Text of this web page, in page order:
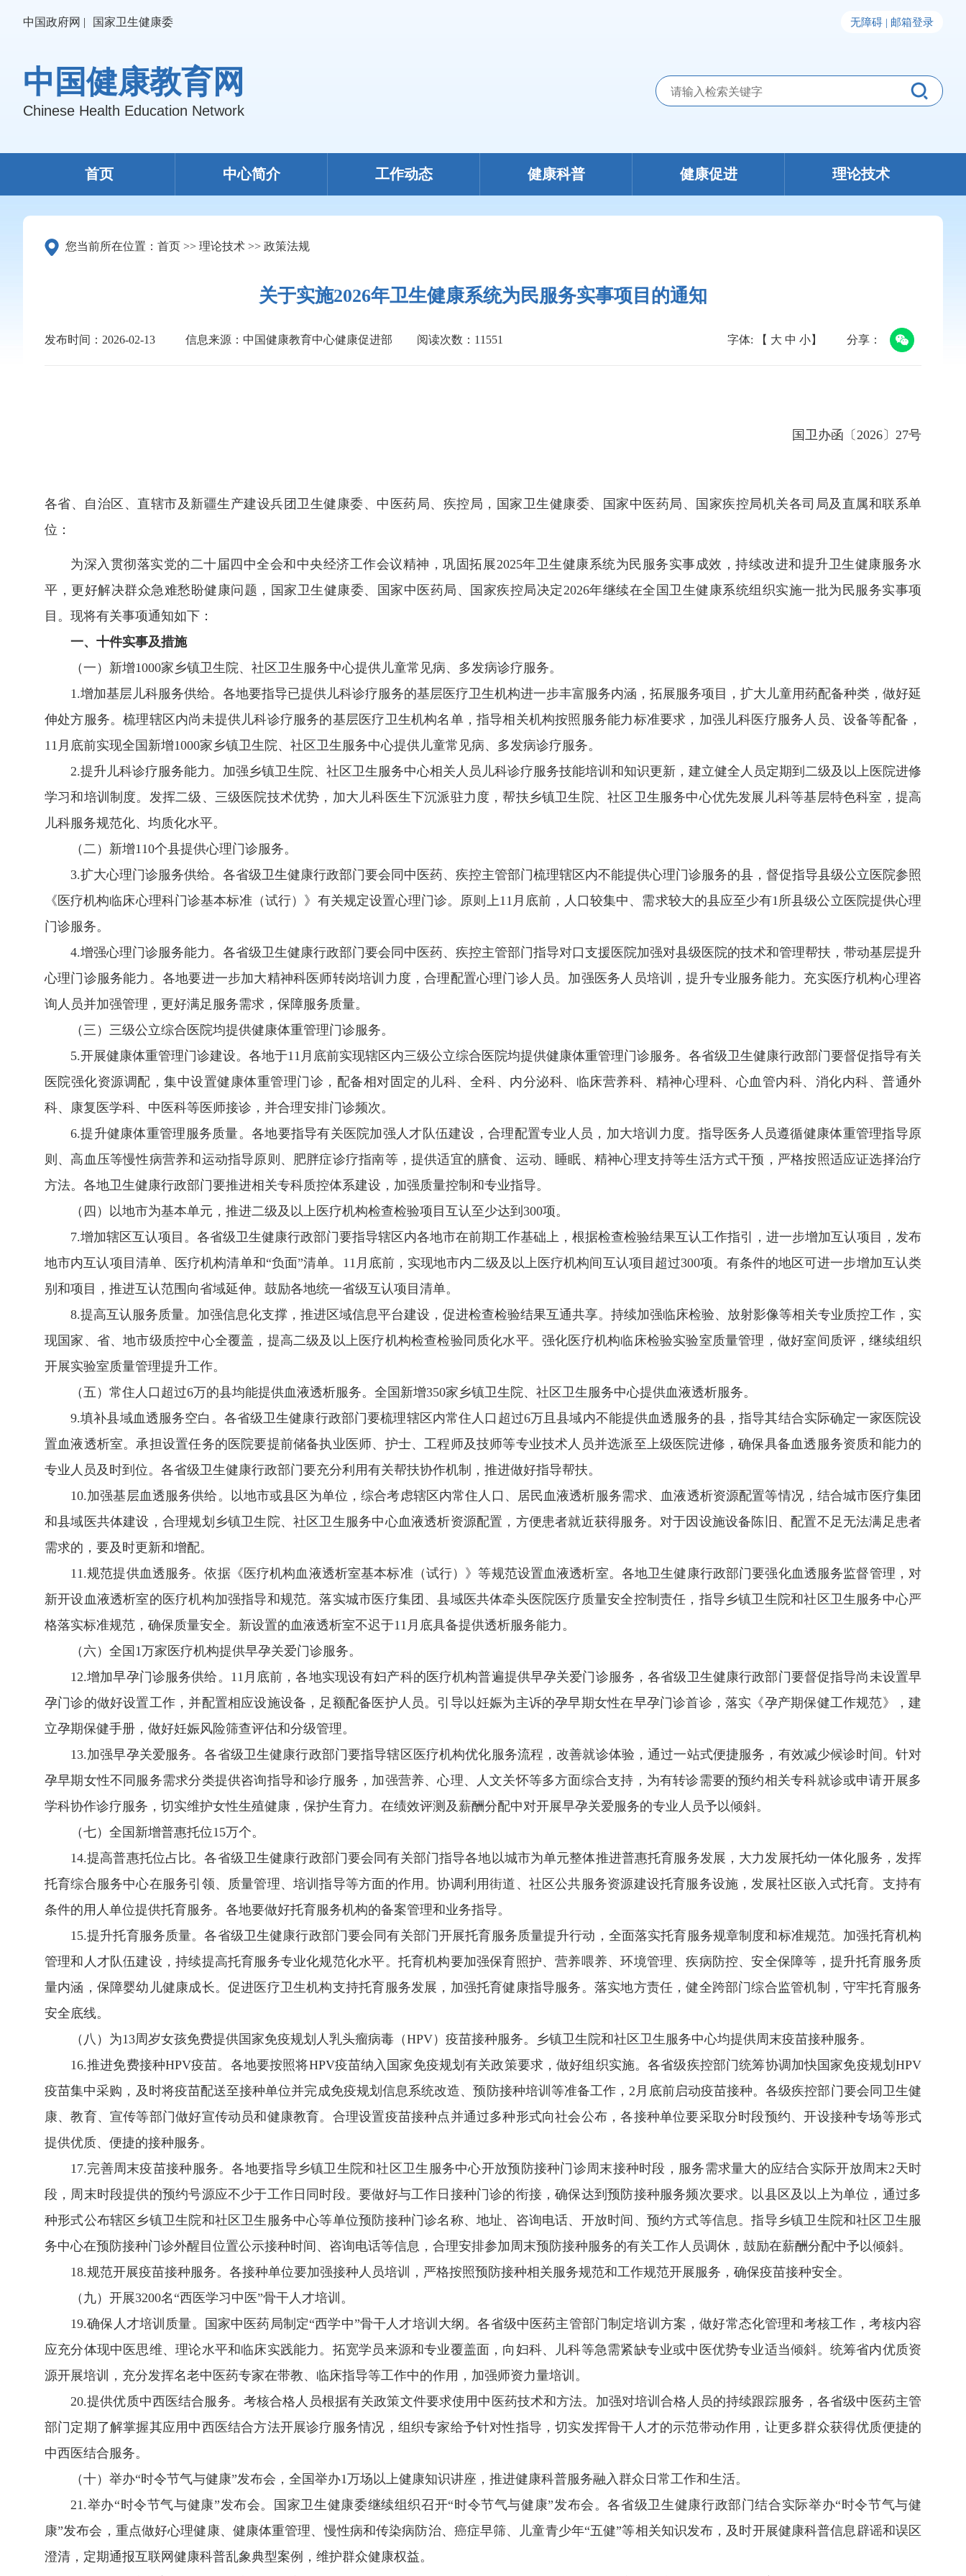
中国政府网 | 国家卫生健康委 无障碍 | 邮箱登录
中国健康教育网
Chinese Health Education Network
首页 中心简介 工作动态 健康科普 健康促进 理论技术
您当前所在位置： 首页 >> 理论技术 >> 政策法规
关于实施2026年卫生健康系统为民服务实事项目的通知
发布时间：2026-02-13 信息来源：中国健康教育中心健康促进部 阅读次数： 11551 字体: 【 大 中 小】 分享：
国卫办函〔2026〕27号
各省、自治区、直辖市及新疆生产建设兵团卫生健康委、中医药局、疾控局，国家卫生健康委、国家中医药局、国家疾控局机关各司局及直属和联系单
位：
为深入贯彻落实党的二十届四中全会和中央经济工作会议精神，巩固拓展2025年卫生健康系统为民服务实事成效，持续改进和提升卫生健康服务水
平，更好解决群众急难愁盼健康问题，国家卫生健康委、国家中医药局、国家疾控局决定2026年继续在全国卫生健康系统组织实施一批为民服务实事项
目。现将有关事项通知如下：
一、十件实事及措施
（一）新增1000家乡镇卫生院、社区卫生服务中心提供儿童常见病、多发病诊疗服务。
1.增加基层儿科服务供给。各地要指导已提供儿科诊疗服务的基层医疗卫生机构进一步丰富服务内涵，拓展服务项目，扩大儿童用药配备种类，做好延
伸处方服务。梳理辖区内尚未提供儿科诊疗服务的基层医疗卫生机构名单，指导相关机构按照服务能力标准要求，加强儿科医疗服务人员、设备等配备，
11月底前实现全国新增1000家乡镇卫生院、社区卫生服务中心提供儿童常见病、多发病诊疗服务。
2.提升儿科诊疗服务能力。加强乡镇卫生院、社区卫生服务中心相关人员儿科诊疗服务技能培训和知识更新，建立健全人员定期到二级及以上医院进修
学习和培训制度。发挥二级、三级医院技术优势，加大儿科医生下沉派驻力度，帮扶乡镇卫生院、社区卫生服务中心优先发展儿科等基层特色科室，提高
儿科服务规范化、均质化水平。
（二）新增110个县提供心理门诊服务。
3.扩大心理门诊服务供给。各省级卫生健康行政部门要会同中医药、疾控主管部门梳理辖区内不能提供心理门诊服务的县，督促指导县级公立医院参照
《医疗机构临床心理科门诊基本标准（试行）》有关规定设置心理门诊。原则上11月底前，人口较集中、需求较大的县应至少有1所县级公立医院提供心理
门诊服务。
4.增强心理门诊服务能力。各省级卫生健康行政部门要会同中医药、疾控主管部门指导对口支援医院加强对县级医院的技术和管理帮扶，带动基层提升
心理门诊服务能力。各地要进一步加大精神科医师转岗培训力度，合理配置心理门诊人员。加强医务人员培训，提升专业服务能力。充实医疗机构心理咨
询人员并加强管理，更好满足服务需求，保障服务质量。
（三）三级公立综合医院均提供健康体重管理门诊服务。
5.开展健康体重管理门诊建设。各地于11月底前实现辖区内三级公立综合医院均提供健康体重管理门诊服务。各省级卫生健康行政部门要督促指导有关
医院强化资源调配，集中设置健康体重管理门诊，配备相对固定的儿科、全科、内分泌科、临床营养科、精神心理科、心血管内科、消化内科、普通外
科、康复医学科、中医科等医师接诊，并合理安排门诊频次。
6.提升健康体重管理服务质量。各地要指导有关医院加强人才队伍建设，合理配置专业人员，加大培训力度。指导医务人员遵循健康体重管理指导原
则、高血压等慢性病营养和运动指导原则、肥胖症诊疗指南等，提供适宜的膳食、运动、睡眠、精神心理支持等生活方式干预，严格按照适应证选择治疗
方法。各地卫生健康行政部门要推进相关专科质控体系建设，加强质量控制和专业指导。
（四）以地市为基本单元，推进二级及以上医疗机构检查检验项目互认至少达到300项。
7.增加辖区互认项目。各省级卫生健康行政部门要指导辖区内各地市在前期工作基础上，根据检查检验结果互认工作指引，进一步增加互认项目，发布
地市内互认项目清单、医疗机构清单和“负面”清单。11月底前，实现地市内二级及以上医疗机构间互认项目超过300项。有条件的地区可进一步增加互认类
别和项目，推进互认范围向省域延伸。鼓励各地统一省级互认项目清单。
8.提高互认服务质量。加强信息化支撑，推进区域信息平台建设，促进检查检验结果互通共享。持续加强临床检验、放射影像等相关专业质控工作，实
现国家、省、地市级质控中心全覆盖，提高二级及以上医疗机构检查检验同质化水平。强化医疗机构临床检验实验室质量管理，做好室间质评，继续组织
开展实验室质量管理提升工作。
（五）常住人口超过6万的县均能提供血液透析服务。全国新增350家乡镇卫生院、社区卫生服务中心提供血液透析服务。
9.填补县域血透服务空白。各省级卫生健康行政部门要梳理辖区内常住人口超过6万且县域内不能提供血透服务的县，指导其结合实际确定一家医院设
置血液透析室。承担设置任务的医院要提前储备执业医师、护士、工程师及技师等专业技术人员并选派至上级医院进修，确保具备血透服务资质和能力的
专业人员及时到位。各省级卫生健康行政部门要充分利用有关帮扶协作机制，推进做好指导帮扶。
10.加强基层血透服务供给。以地市或县区为单位，综合考虑辖区内常住人口、居民血液透析服务需求、血液透析资源配置等情况，结合城市医疗集团
和县域医共体建设，合理规划乡镇卫生院、社区卫生服务中心血液透析资源配置，方便患者就近获得服务。对于因设施设备陈旧、配置不足无法满足患者
需求的，要及时更新和增配。
11.规范提供血透服务。依据《医疗机构血液透析室基本标准（试行）》等规范设置血液透析室。各地卫生健康行政部门要强化血透服务监督管理，对
新开设血液透析室的医疗机构加强指导和规范。落实城市医疗集团、县域医共体牵头医院医疗质量安全控制责任，指导乡镇卫生院和社区卫生服务中心严
格落实标准规范，确保质量安全。新设置的血液透析室不迟于11月底具备提供透析服务能力。
（六）全国1万家医疗机构提供早孕关爱门诊服务。
12.增加早孕门诊服务供给。11月底前，各地实现设有妇产科的医疗机构普遍提供早孕关爱门诊服务，各省级卫生健康行政部门要督促指导尚未设置早
孕门诊的做好设置工作，并配置相应设施设备，足额配备医护人员。引导以妊娠为主诉的孕早期女性在早孕门诊首诊，落实《孕产期保健工作规范》，建
立孕期保健手册，做好妊娠风险筛查评估和分级管理。
13.加强早孕关爱服务。各省级卫生健康行政部门要指导辖区医疗机构优化服务流程，改善就诊体验，通过一站式便捷服务，有效减少候诊时间。针对
孕早期女性不同服务需求分类提供咨询指导和诊疗服务，加强营养、心理、人文关怀等多方面综合支持，为有转诊需要的预约相关专科就诊或申请开展多
学科协作诊疗服务，切实维护女性生殖健康，保护生育力。在绩效评测及薪酬分配中对开展早孕关爱服务的专业人员予以倾斜。
（七）全国新增普惠托位15万个。
14.提高普惠托位占比。各省级卫生健康行政部门要会同有关部门指导各地以城市为单元整体推进普惠托育服务发展，大力发展托幼一体化服务，发挥
托育综合服务中心在服务引领、质量管理、培训指导等方面的作用。协调利用街道、社区公共服务资源建设托育服务设施，发展社区嵌入式托育。支持有
条件的用人单位提供托育服务。各地要做好托育服务机构的备案管理和业务指导。
15.提升托育服务质量。各省级卫生健康行政部门要会同有关部门开展托育服务质量提升行动，全面落实托育服务规章制度和标准规范。加强托育机构
管理和人才队伍建设，持续提高托育服务专业化规范化水平。托育机构要加强保育照护、营养喂养、环境管理、疾病防控、安全保障等，提升托育服务质
量内涵，保障婴幼儿健康成长。促进医疗卫生机构支持托育服务发展，加强托育健康指导服务。落实地方责任，健全跨部门综合监管机制，守牢托育服务
安全底线。
（八）为13周岁女孩免费提供国家免疫规划人乳头瘤病毒（HPV）疫苗接种服务。乡镇卫生院和社区卫生服务中心均提供周末疫苗接种服务。
16.推进免费接种HPV疫苗。各地要按照将HPV疫苗纳入国家免疫规划有关政策要求，做好组织实施。各省级疾控部门统筹协调加快国家免疫规划HPV
疫苗集中采购，及时将疫苗配送至接种单位并完成免疫规划信息系统改造、预防接种培训等准备工作，2月底前启动疫苗接种。各级疾控部门要会同卫生健
康、教育、宣传等部门做好宣传动员和健康教育。合理设置疫苗接种点并通过多种形式向社会公布，各接种单位要采取分时段预约、开设接种专场等形式
提供优质、便捷的接种服务。
17.完善周末疫苗接种服务。各地要指导乡镇卫生院和社区卫生服务中心开放预防接种门诊周末接种时段，服务需求量大的应结合实际开放周末2天时
段，周末时段提供的预约号源应不少于工作日同时段。要做好与工作日接种门诊的衔接，确保达到预防接种服务频次要求。以县区及以上为单位，通过多
种形式公布辖区乡镇卫生院和社区卫生服务中心等单位预防接种门诊名称、地址、咨询电话、开放时间、预约方式等信息。指导乡镇卫生院和社区卫生服
务中心在预防接种门诊外醒目位置公示接种时间、咨询电话等信息，合理安排参加周末预防接种服务的有关工作人员调休，鼓励在薪酬分配中予以倾斜。
18.规范开展疫苗接种服务。各接种单位要加强接种人员培训，严格按照预防接种相关服务规范和工作规范开展服务，确保疫苗接种安全。
（九）开展3200名“西医学习中医”骨干人才培训。
19.确保人才培训质量。国家中医药局制定“西学中”骨干人才培训大纲。各省级中医药主管部门制定培训方案，做好常态化管理和考核工作，考核内容
应充分体现中医思维、理论水平和临床实践能力。拓宽学员来源和专业覆盖面，向妇科、儿科等急需紧缺专业或中医优势专业适当倾斜。统筹省内优质资
源开展培训，充分发挥名老中医药专家在带教、临床指导等工作中的作用，加强师资力量培训。
20.提供优质中西医结合服务。考核合格人员根据有关政策文件要求使用中医药技术和方法。加强对培训合格人员的持续跟踪服务，各省级中医药主管
部门定期了解掌握其应用中西医结合方法开展诊疗服务情况，组织专家给予针对性指导，切实发挥骨干人才的示范带动作用，让更多群众获得优质便捷的
中西医结合服务。
（十）举办“时令节气与健康”发布会，全国举办1万场以上健康知识讲座，推进健康科普服务融入群众日常工作和生活。
21.举办“时令节气与健康”发布会。国家卫生健康委继续组织召开“时令节气与健康”发布会。各省级卫生健康行政部门结合实际举办“时令节气与健
康”发布会，重点做好心理健康、健康体重管理、慢性病和传染病防治、癌症早筛、儿童青少年“五健”等相关知识发布，及时开展健康科普信息辟谣和误区
澄清，定期通报互联网健康科普乱象典型案例，维护群众健康权益。